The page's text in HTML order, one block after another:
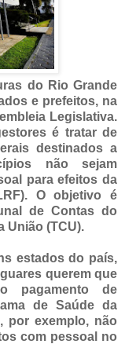
do Rio Grande
e prefeitos, na
Legislativa.
é tratar de
destinados a
não sejam
para efeitos da
O objetivo é
de Contas do
União (TCU).
estados do país,
querem que
pagamento de
de Saúde da
por exemplo, não
com pessoal no